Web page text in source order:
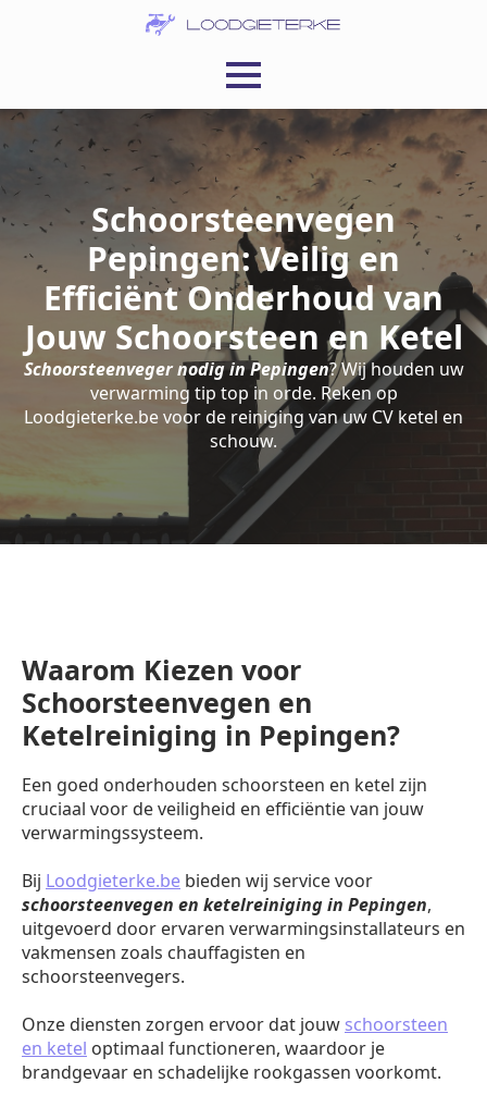
Schoorsteenvegen
Pepingen: Veilig en
Efficiënt Onderhoud van
Jouw Schoorsteen en Ketel
Schoorsteenveger nodig in Pepingen? Wij houden uw
verwarming tip top in orde. Reken op
Loodgieterke.be voor de reiniging van uw CV ketel en
schouw.
Waarom Kiezen voor
Schoorsteenvegen en
Ketelreiniging in Pepingen?
Een goed onderhouden schoorsteen en ketel zijn
cruciaal voor de veiligheid en efficiëntie van jouw
verwarmingssysteem.
Bij Loodgieterke.be bieden wij service voor
schoorsteenvegen en ketelreiniging in Pepingen,
uitgevoerd door ervaren verwarmingsinstallateurs en
vakmensen zoals chauffagisten en
schoorsteenvegers.
Onze diensten zorgen ervoor dat jouw schoorsteen
en ketel optimaal functioneren, waardoor je
brandgevaar en schadelijke rookgassen voorkomt.